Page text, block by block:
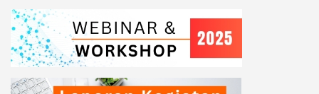
memberikan pelayanan kesehatan pada
warga yang terdampak banjir.
Reportase :
Happy R Pangaribuan, MPH